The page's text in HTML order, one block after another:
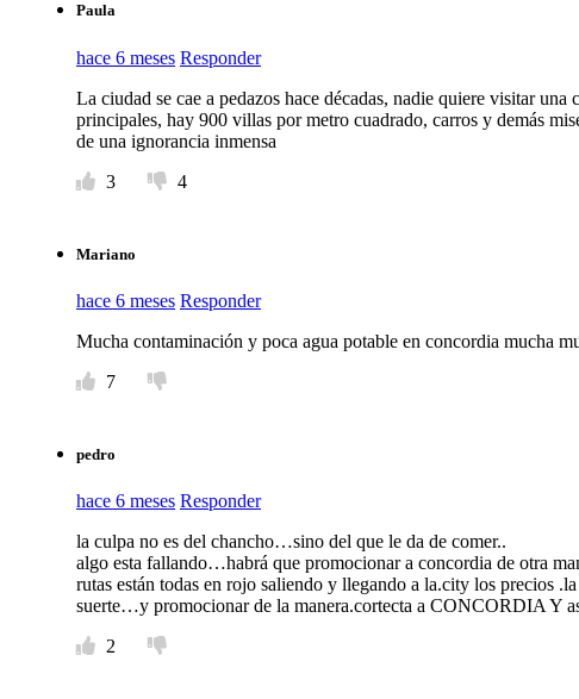
Paula
hace 6 meses Responder
La ciudad se cae a pedazos hace décadas, nadie quiere visitar
principales, hay 900 villas por metro cuadrado, carros y demás
de una ignorancia inmensa
3
4
Mariano
hace 6 meses Responder
Mucha contaminación y poca agua potable en concordia mucha
7
pedro
hace 6 meses Responder
la culpa no es del chancho…sino del que le da de comer..
algo esta fallando…habrá que promocionar a concordia de otra
rutas están todas en rojo saliendo y llegando a la.city los precios
suerte…y promocionar de la manera.cortecta a CONCORDIA Y
2